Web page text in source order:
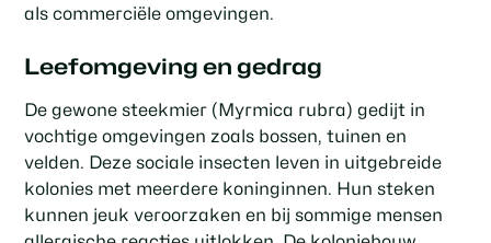
als commerciële omgevingen.
Leefomgeving en gedrag
De gewone steekmier (Myrmica rubra) gedijt in
vochtige omgevingen zoals bossen, tuinen en
velden. Deze sociale insecten leven in uitgebreide
kolonies met meerdere koninginnen. Hun steken
kunnen jeuk veroorzaken en bij sommige mensen